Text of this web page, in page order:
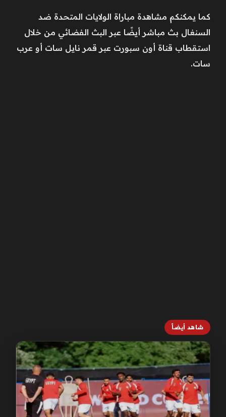
كما يمكنكم مشاهدة مباراة الولايات المتحدة ضد
السنغال بث مباشر أيضًا عبر البث الفضائي من خلال
استقطاب قناة أون سبورت عبر قمر نايل سات أو عرب
سات.
شاهد أيضاً